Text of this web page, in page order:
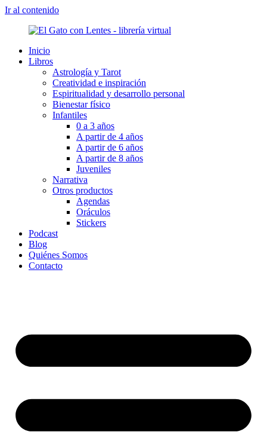
Ir al contenido
Inicio
Libros
Astrología y Tarot
Creatividad e inspiración
Espiritualidad y desarrollo personal
Bienestar físico
Infantiles
0 a 3 años
A partir de 4 años
A partir de 6 años
A partir de 8 años
Juveniles
Narrativa
Otros productos
Agendas
Oráculos
Stickers
Podcast
Blog
Quiénes Somos
Contacto